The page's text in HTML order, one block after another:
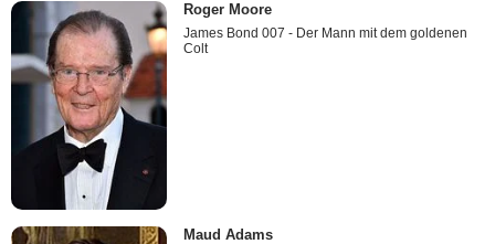
Roger Moore
James Bond 007 - Der Mann mit dem goldenen
Colt
Maud Adams